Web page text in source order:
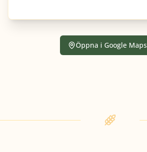
Öppna i Google Maps